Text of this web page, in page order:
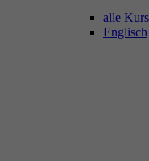
alle
Englisch